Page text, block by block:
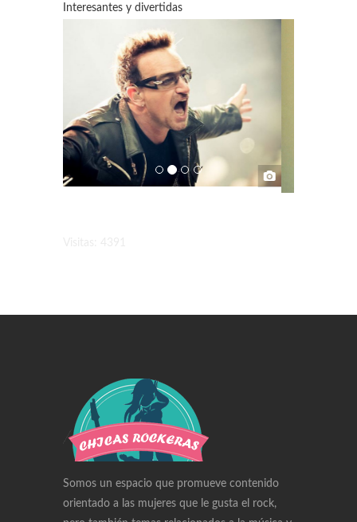
Interesantes y divertidas
Somos un espacio que promueve contenido
orientado a las mujeres que le gusta el rock,
Swiss Replica Watches
Audemars Piguet Watches Replica
Rolex Watches Replica
Richard Mille Watches Replica
Omega Watches Replica